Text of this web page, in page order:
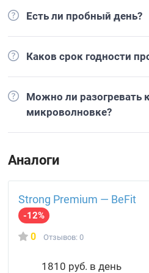
Есть ли пробный день?
Каков срок годности
Можно ли разогревать
микроволновке?
Аналоги
Strong Premium — BeFit
-12%
0 Отзывов: 0
1810 руб. в день